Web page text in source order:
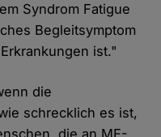
Syndrom Fatigue
Begleitsymptom
ist."
die
schrecklich es ist,